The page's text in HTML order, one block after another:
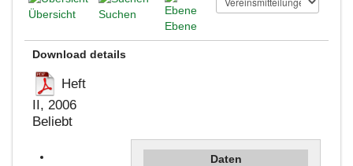
Übersicht
Suchen
Ebene
Download details
Heft
II, 2006
Beliebt
Daten